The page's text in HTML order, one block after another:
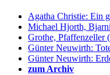
Agatha Christie: Ein
Michael Hjorth,
Grothe, Pfaffenzeller
Günter Neuwirth:
Günter Neuwirth:
zum Archiv